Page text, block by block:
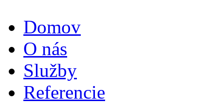
Domov
O nás
Služby
Referencie